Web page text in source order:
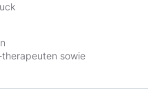
sowie